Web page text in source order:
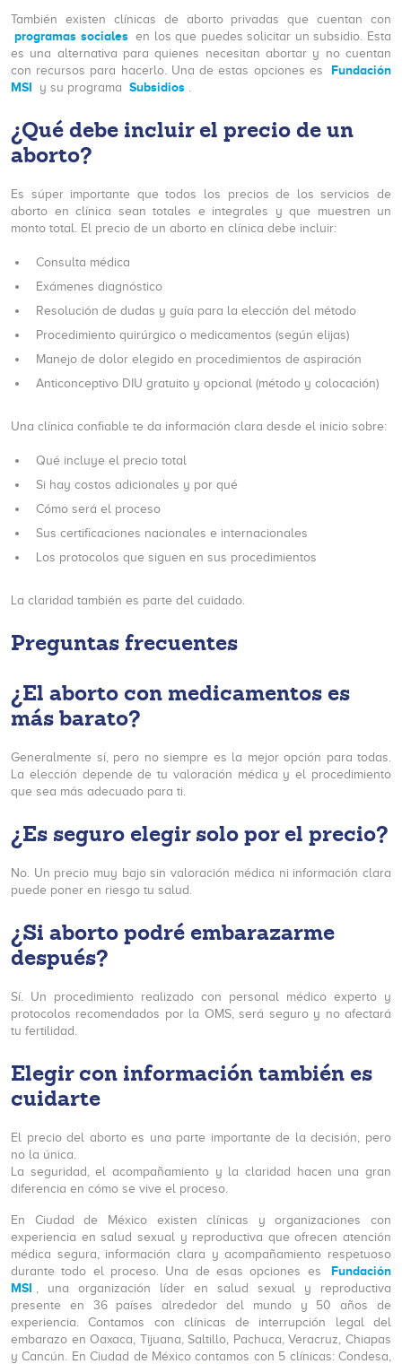
También existen clínicas de aborto privadas que cuentan con
programas sociales en los que puedes solicitar un subsidio. Esta
es una alternativa para quienes necesitan abortar y no cuentan
con recursos para hacerlo. Una de estas opciones es
Fundación
MSI
y su programa Subsidios .
¿Qué debe incluir el precio de un
aborto?
Es súper importante que todos los precios de los servicios de
aborto en clínica sean totales e integrales y que muestren un
monto total. El precio de un aborto en clínica debe incluir:
Consulta médica
Exámenes diagnóstico
Resolución de dudas y guía para la elección del método
Procedimiento quirúrgico o medicamentos (según elijas)
Manejo de dolor elegido en procedimientos de aspiración
Anticonceptivo DIU gratuito y opcional (método y colocación)
Una clínica confiable te da información clara desde el inicio sobre:
Qué incluye el precio total
Si hay costos adicionales y por qué
Cómo será el proceso
Sus certificaciones nacionales e internacionales
Los protocolos que siguen en sus procedimientos
La claridad también es parte del cuidado.
Preguntas frecuentes
¿El aborto con medicamentos es
más barato?
Generalmente sí, pero no siempre es la mejor opción para todas.
La elección depende de tu valoración médica y el procedimiento
que sea más adecuado para ti.
¿Es seguro elegir solo por el precio?
No. Un precio muy bajo sin valoración médica ni información clara
puede poner en riesgo tu salud.
¿Si aborto podré embarazarme
después?
Sí. Un procedimiento realizado con personal médico experto y
protocolos recomendados por la OMS, será seguro y no afectará
tu fertilidad.
Elegir con información también es
cuidarte
El precio del aborto es una parte importante de la decisión, pero
no la única.
La seguridad, el acompañamiento y la claridad hacen una gran
diferencia en cómo se vive el proceso.
En Ciudad de México existen clínicas y organizaciones con
experiencia en salud sexual y reproductiva que ofrecen atención
médica segura, información clara y acompañamiento respetuoso
durante todo el proceso. Una de esas opciones es
Fundación
MSI , una organización líder en salud sexual y reproductiva
presente en 36 países alrededor del mundo y 50 años de
experiencia. Contamos con clínicas de interrupción legal del
embarazo en Oaxaca, Tijuana, Saltillo, Pachuca, Veracruz, Chiapas
y Cancún. En Ciudad de México contamos con 5 clínicas: Condesa,